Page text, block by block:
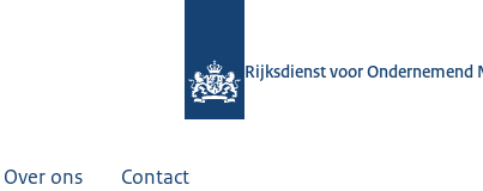
Rijksdienst voor Ondernemend
Over ons Contact